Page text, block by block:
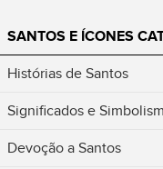
SANTOS E ÍCONES
Histórias de Santos
Significados e
Devoção a Santos